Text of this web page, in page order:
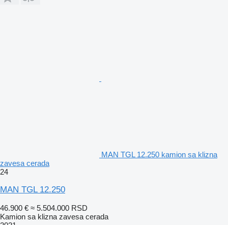
MAN TGL 12.250 kamion sa klizna
zavesa cerada
24
MAN TGL 12.250
46.900 € ≈ 5.504.000 RSD
Kamion sa klizna zavesa cerada